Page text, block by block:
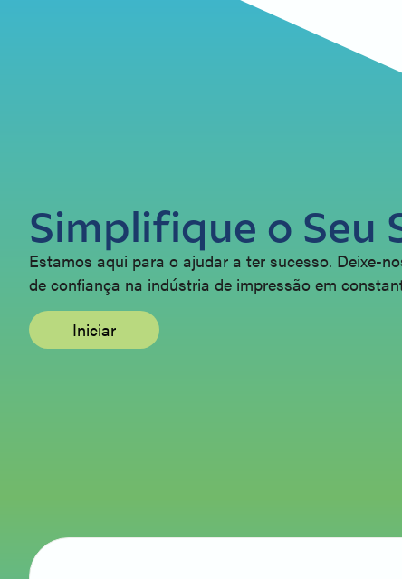
Simplifique o Seu
Estamos aqui para o ajudar a ter sucesso. Deixe-
de confiança na indústria de impressão em
Iniciar